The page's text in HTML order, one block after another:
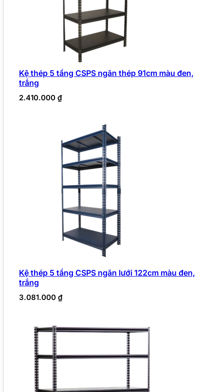
Kệ thép 5 tầng CSPS ngăn thép 91cm màu đen,
trắng
2.410.000 ₫
Kệ thép 5 tầng CSPS ngăn lưới 122cm màu đen,
trắng
3.081.000 ₫